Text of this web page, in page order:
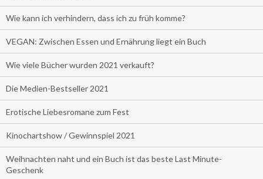
Wie kann ich verhindern, dass ich zu früh komme?
VEGAN: Zwischen Essen und Ernährung liegt ein Buch
Wie viele Bücher wurden 2021 verkauft?
Die Medien-Bestseller 2021
Erotische Liebesromane zum Fest
Kinochartshow / Gewinnspiel 2021
Weihnachten naht und ein Buch ist das beste Last Minute-
Geschenk